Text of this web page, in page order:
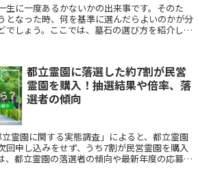
生に一度あるかないかの出来事です。そのた
となった時、何を基準に選んだらよいのかが分
でしょう。ここでは、墓石の選び方を紹介して
都立霊園に落選した約7割が民営
霊園を購入！抽選結果や倍率、落
選者の傾向
霊園に関する実態調査」によると、都立霊園
回申し込みをせず、うち7割が民営霊園を購入
、都立霊園の落選者の傾向や最新年度の応募状